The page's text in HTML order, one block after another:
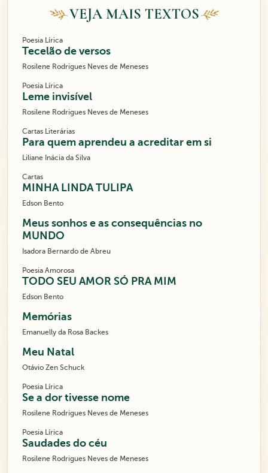
VEJA MAIS TEXTOS
Poesia Lírica
Tecelão de versos
Rosilene Rodrigues Neves de Meneses
Poesia Lírica
Leme invisível
Rosilene Rodrigues Neves de Meneses
Cartas Literárias
Para quem aprendeu a acreditar em si
Liliane Inácia da Silva
Cartas
MINHA LINDA TULIPA
Edson Bento
Meus sonhos e as consequências no
MUNDO
Isadora Bernardo de Abreu
Poesia Amorosa
TODO SEU AMOR SÓ PRA MIM
Edson Bento
Memórias
Emanuelly da Rosa Backes
Meu Natal
Otávio Zen Schuck
Poesia Lírica
Se a dor tivesse nome
Rosilene Rodrigues Neves de Meneses
Poesia Lírica
Saudades do céu
Rosilene Rodrigues Neves de Meneses